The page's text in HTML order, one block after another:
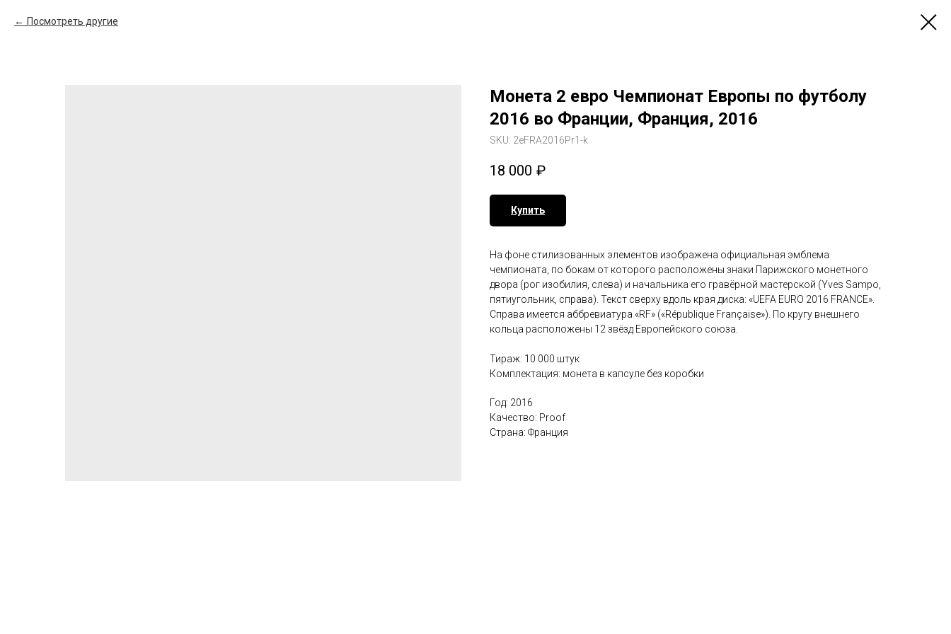
Посмотреть другие
Монета 2 евро Чемпионат Европы по футболу
2016 во Франции, Франция, 2016
SKU: 2eFRA2016Pr1-k
18 000 ₽
Купить
На фоне стилизованных элементов изображена официальная эмблема
чемпионата, по бокам от которого расположены знаки Парижского монетного
двора (рог изобилия, слева) и начальника его гравёрной мастерской (Yves Sampo,
пятиугольник, справа). Текст сверху вдоль края диска: «UEFA EURO 2016 FRANCE».
Справа имеется аббревиатура «RF» («République Française»). По кругу внешнего
кольца расположены 12 звёзд Европейского союза.
Тираж: 10 000 штук
Комплектация: монета в капсуле без коробки
Год: 2016
Качество: Proof
Страна: Франция